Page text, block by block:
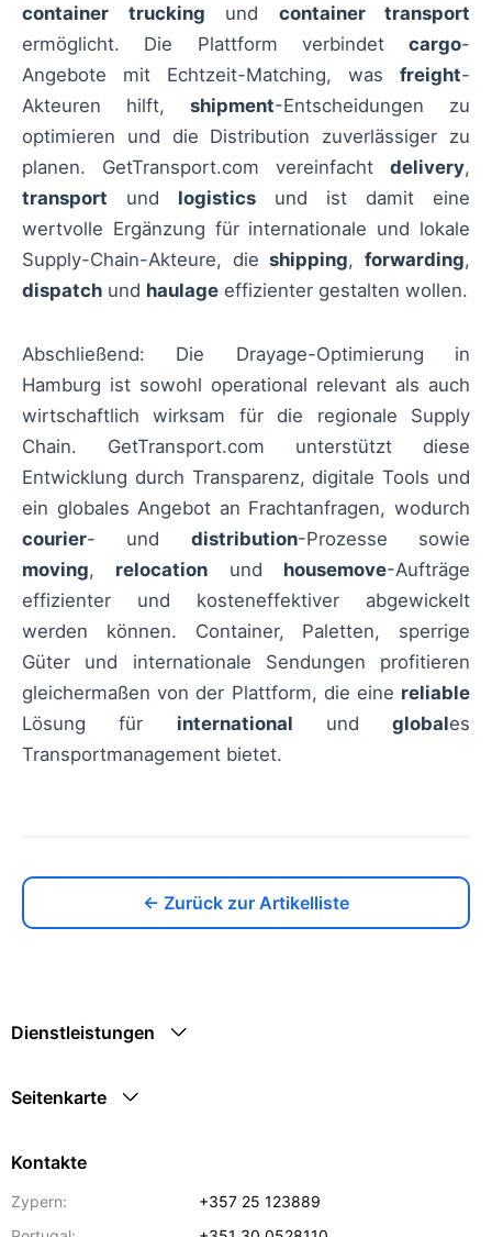
container trucking und container transport
ermöglicht. Die Plattform verbindet cargo-
Angebote mit Echtzeit-Matching, was freight-
Akteuren hilft, shipment-Entscheidungen zu
optimieren und die Distribution zuverlässiger zu
planen. GetTransport.com vereinfacht delivery,
transport und logistics und ist damit eine
wertvolle Ergänzung für internationale und lokale
Supply-Chain-Akteure, dieshipping,forwarding,
dispatch und haulage effizienter gestalten wollen.
Abschließend: Die Drayage-Optimierung in
Hamburg ist sowohl operational relevant als auch
wirtschaftlich wirksam für die regionale Supply
Chain. GetTransport.com unterstützt diese
Entwicklung durch Transparenz, digitale Tools und
ein globales Angebot an Frachtanfragen, wodurch
courier- und distribution-Prozesse sowie
moving, relocation und housemove-Aufträge
effizienter und kosteneffektiver abgewickelt
werden können. Container, Paletten, sperrige
Güter und internationale Sendungen profitieren
gleichermaßen von der Plattform, die eine reliable
Lösung für international und globales
Transportmanagement bietet.
← Zurück zur Artikelliste
Dienstleistungen
Seitenkarte
Kontakte
Zypern:
+357 25 123889